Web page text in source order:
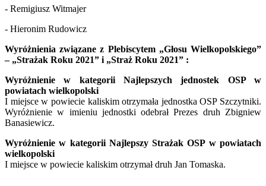
- Remigiusz Witmajer
- Hieronim Rudowicz
Wyróżnienia związane z Plebiscytem „Głosu Wielkopolskiego”
– „Strażak Roku 2021” i „Straż Roku 2021” :
Wyróżnienie w kategorii Najlepszych jednostek OSP w
powiatach wielkopolski
I miejsce w powiecie kaliskim otrzymała jednostka OSP Szczytniki.
Wyróżnienie w imieniu jednostki odebrał Prezes druh Zbigniew
Banasiewicz.
Wyróżnienie w kategorii Najlepszy Strażak OSP w powiatach
wielkopolski
I miejsce w powiecie kaliskim otrzymał druh Jan Tomaska.